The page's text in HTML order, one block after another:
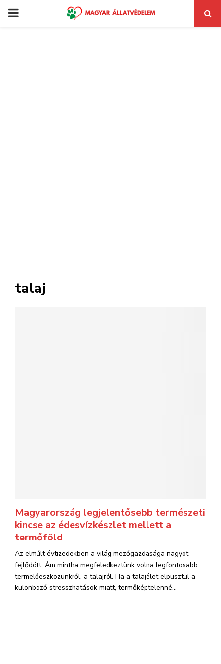
PRIMARY
talaj
Magyarország legjelentősebb természeti
kincse az édesvízkészlet mellett a
termőföld
Az elmúlt évtizedekben a világ mezőgazdasága nagyot
fejlődött. Ám mintha megfeledkeztünk volna legfontosabb
termelőeszközünkről, a talajról. Ha a talajélet elpusztul a
különböző stresszhatások miatt, termőképtelenné...